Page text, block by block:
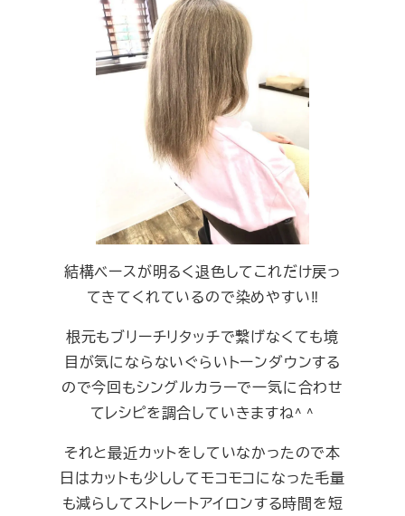
結構ベースが明るく退色してこれだけ戻っ
てきてくれているので染めやすい‼︎
根元もブリーチリタッチで繋げなくても境
目が気にならないぐらいトーンダウンする
ので今回もシングルカラーで一気に合わせ
てレシピを調合していきますね^ ^
それと最近カットをしていなかったので本
日はカットも少ししてモコモコになった毛量
も減らしてストレートアイロンする時間を短